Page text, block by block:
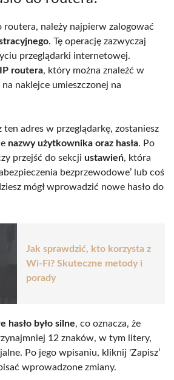
routera, należy najpierw zalogować
. Tę operację zazwyczaj
przeglądarki internetowej.
routera, który można znaleźć w
naklejce umieszczonej na
adres w przeglądarkę, zostaniesz
nazwy użytkownika oraz hasła. Po
przejść do sekcji ustawień, która
bezprzewodowe’ lub coś
mógł wprowadzić nowe hasło do
Jak sprawdzić, kto korzysta z
Wi-Fi? Skuteczne metody i
porady
hasło było silne, co oznacza, że
12 znaków, w tym litery,
Po jego wpisaniu, kliknij 'Zapisz’
wprowadzone zmiany.